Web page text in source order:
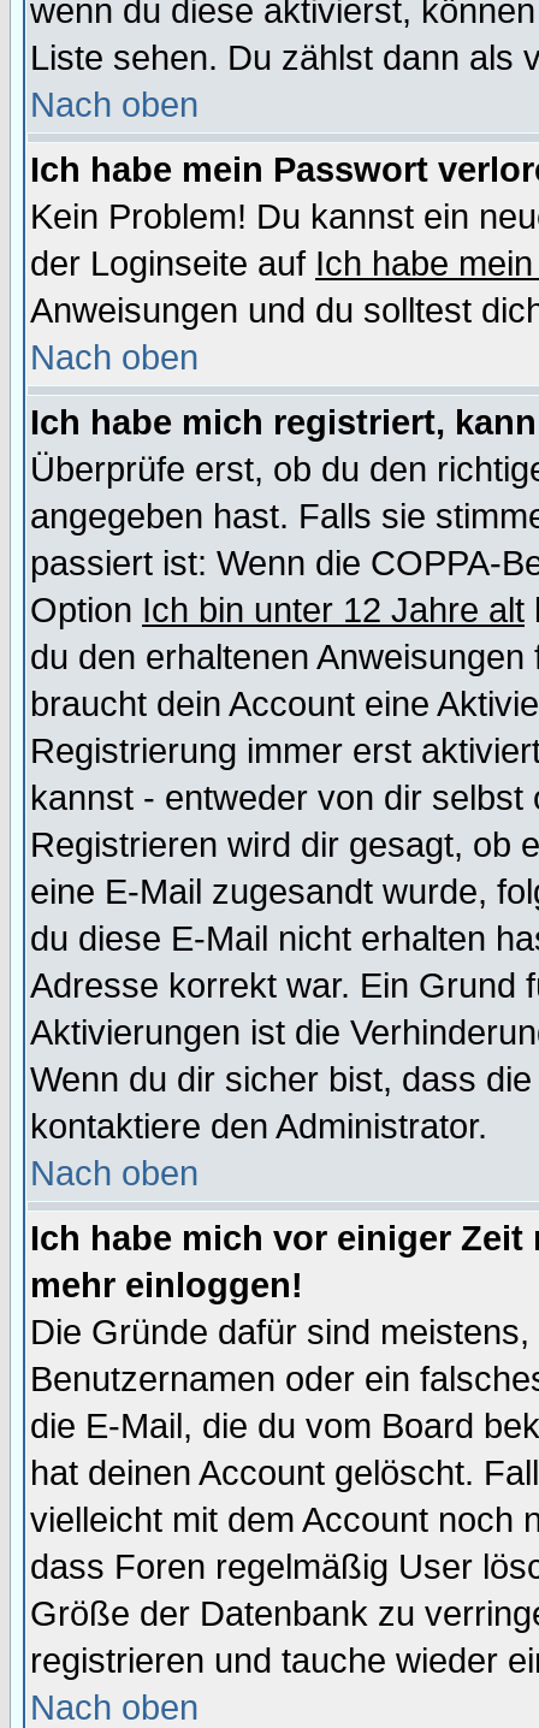
wenn du diese aktivierst,
Liste sehen. Du zählst dann als
Nach oben
Ich habe mein Passwort
Kein Problem! Du kannst ein
der Loginseite auf Ich habe
Anweisungen und du solltest
Nach oben
Ich habe mich registriert,
Überprüfe erst, ob du den
angegeben hast. Falls sie
passiert ist: Wenn die COPPA-
Option Ich bin unter 12 Jahre alt
du den erhaltenen
braucht dein Account eine
Registrierung immer erst
kannst - entweder von dir selbst
Registrieren wird dir gesagt, ob
eine E-Mail zugesandt wurde,
du diese E-Mail nicht erhalten
Adresse korrekt war. Ein Grund
Aktivierungen ist die
Wenn du dir sicher bist, dass
kontaktiere den Administrator.
Nach oben
Ich habe mich vor einiger
mehr einloggen!
Die Gründe dafür sind
Benutzernamen oder ein
die E-Mail, die du vom Board
hat deinen Account gelöscht.
vielleicht mit dem Account noch
dass Foren regelmäßig User
Größe der Datenbank zu
registrieren und tauche wieder
Nach oben